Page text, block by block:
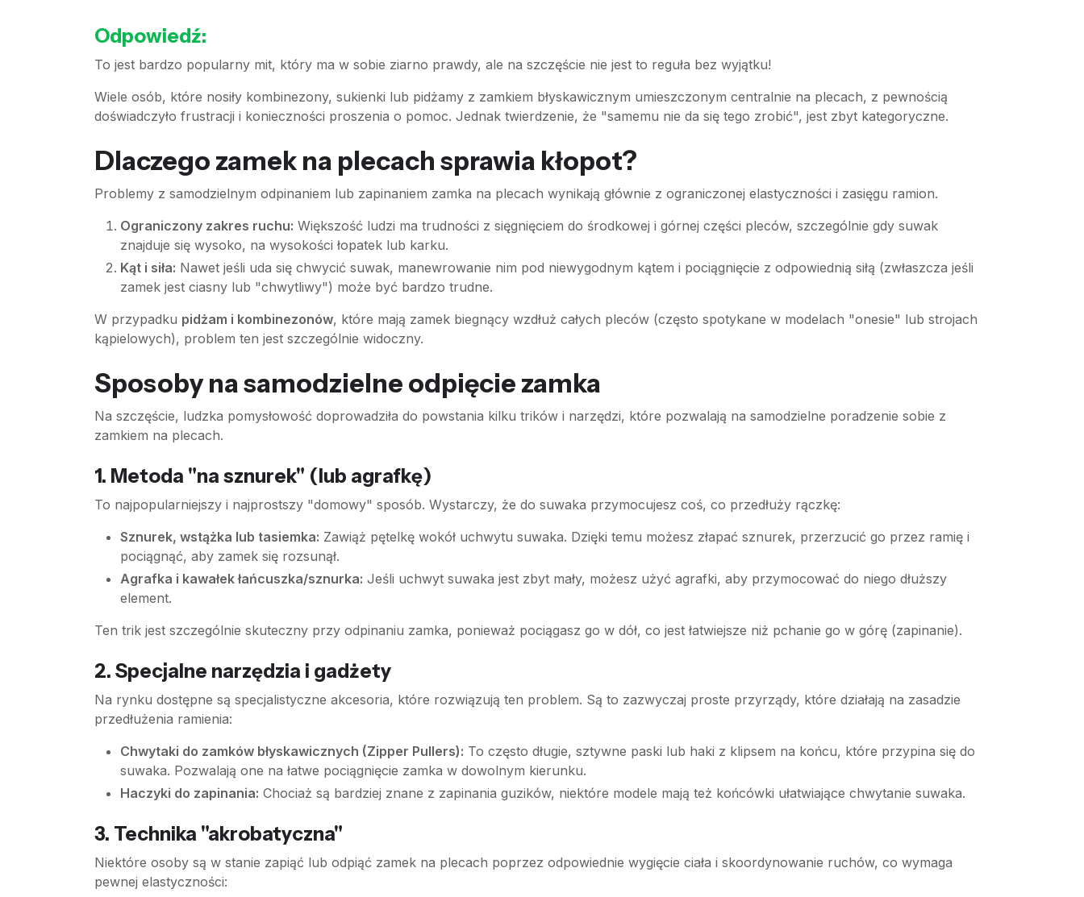
Odpowiedź:
To jest bardzo popularny mit, który ma w sobie ziarno prawdy, ale na szczęście nie jest to reguła bez wyjątku!
Wiele osób, które nosiły kombinezony, sukienki lub pidżamy z zamkiem błyskawicznym umieszczonym centralnie na plecach, z pewnością
doświadczyło frustracji i konieczności proszenia o pomoc. Jednak twierdzenie, że "samemu nie da się tego zrobić", jest zbyt kategoryczne.
Dlaczego zamek na plecach sprawia kłopot?
Problemy z samodzielnym odpinaniem lub zapinaniem zamka na plecach wynikają głównie z ograniczonej elastyczności i zasięgu ramion.
Ograniczony zakres ruchu: Większość ludzi ma trudności z sięgnięciem do środkowej i górnej części pleców, szczególnie gdy suwak
znajduje się wysoko, na wysokości łopatek lub karku.
Kąt i siła: Nawet jeśli uda się chwycić suwak, manewrowanie nim pod niewygodnym kątem i pociągnięcie z odpowiednią siłą (zwłaszcza jeśli
zamek jest ciasny lub "chwytliwy") może być bardzo trudne.
W przypadku pidżam i kombinezonów, które mają zamek biegnący wzdłuż całych pleców (często spotykane w modelach "onesie" lub strojach
kąpielowych), problem ten jest szczególnie widoczny.
Sposoby na samodzielne odpięcie zamka
Na szczęście, ludzka pomysłowość doprowadziła do powstania kilku trików i narzędzi, które pozwalają na samodzielne poradzenie sobie z
zamkiem na plecach.
1. Metoda "na sznurek" (lub agrafkę)
To najpopularniejszy i najprostszy "domowy" sposób. Wystarczy, że do suwaka przymocujesz coś, co przedłuży rączkę:
Sznurek, wstążka lub tasiemka: Zawiąż pętelkę wokół uchwytu suwaka. Dzięki temu możesz złapać sznurek, przerzucić go przez ramię i
pociągnąć, aby zamek się rozsunął.
Agrafka i kawałek łańcuszka/sznurka: Jeśli uchwyt suwaka jest zbyt mały, możesz użyć agrafki, aby przymocować do niego dłuższy
element.
Ten trik jest szczególnie skuteczny przy odpinaniu zamka, ponieważ pociągasz go w dół, co jest łatwiejsze niż pchanie go w górę (zapinanie).
2. Specjalne narzędzia i gadżety
Na rynku dostępne są specjalistyczne akcesoria, które rozwiązują ten problem. Są to zazwyczaj proste przyrządy, które działają na zasadzie
przedłużenia ramienia:
Chwytaki do zamków błyskawicznych (Zipper Pullers): To często długie, sztywne paski lub haki z klipsem na końcu, które przypina się do
suwaka. Pozwalają one na łatwe pociągnięcie zamka w dowolnym kierunku.
Haczyki do zapinania: Chociaż są bardziej znane z zapinania guzików, niektóre modele mają też końcówki ułatwiające chwytanie suwaka.
3. Technika "akrobatyczna"
Niektóre osoby są w stanie zapiąć lub odpiąć zamek na plecach poprzez odpowiednie wygięcie ciała i skoordynowanie ruchów, co wymaga
pewnej elastyczności: